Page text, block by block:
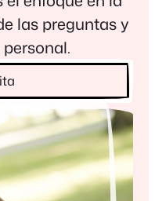
las preguntas y